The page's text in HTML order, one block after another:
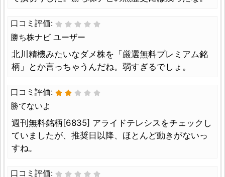
口コミ評価:
勝ち株ナビ ユーザー
北川精機みたいなダメ株を「厳選無料プレミアム銘
柄」とか言っちゃうんだね。弱すぎるでしょ。
口コミ評価:
勝てないよ
週刊無料銘柄[6835] アライドテレシスをチェックし
ていましたが、推奨日以降、ほとんど動きがないっ
すね。
口コミ評価: